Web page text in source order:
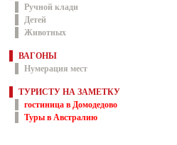
Ручной клади
Детей
Животных
ВАГОНЫ
Нумерация мест
ТУРИСТУ НА ЗАМЕТКУ
гостиница в Домодедово
Туры в Австралию